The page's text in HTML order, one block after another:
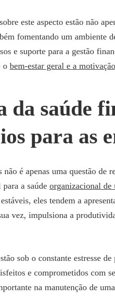
este aspecto estão não
fomentando um ambiente
e suporte para a gestão
o bem-estar geral e a
da saúde
para as
é apenas uma questão de
a saúde organizacional de
eles tendem a
vez, impulsiona a
sob o constante estresse
e comprometidos com
na manutenção de